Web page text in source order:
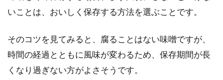
電子レンジで目玉焼きができちゃ
ちいさな子どもがいる家庭や、コンロが足りな
い時などに便利な電子レンジ。最近では災害の
いことは、おいしく保存する方法を選ぶことです。
そのコツを見てみると、腐ることはない味噌ですが、
時間の経過とともに風味が変わるため、保存期間が長
くなり過ぎない方がよさそうです。